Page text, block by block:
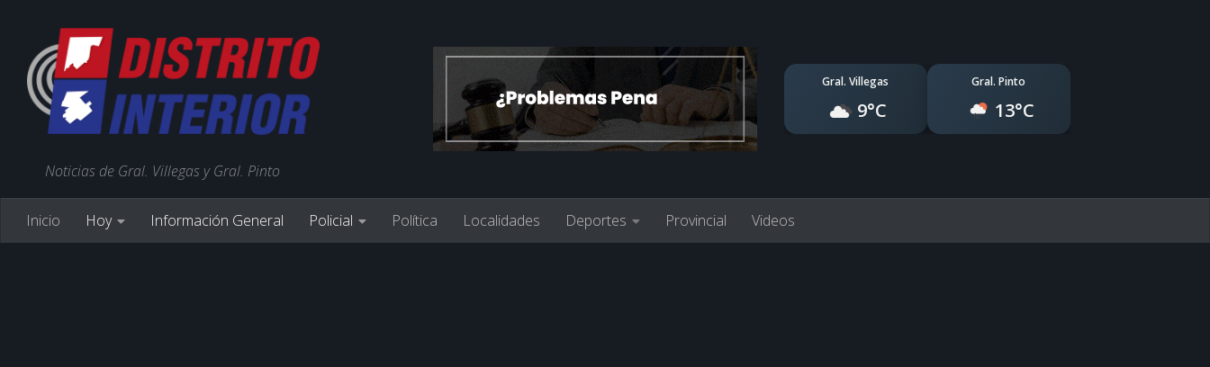
Noticias de Gral. Villegas y Gral. Pinto
Gral. Villegas
9°C
Gral. Pinto
13°C
Inicio Hoy Información General Policial Política Localidades Deportes Provincial Videos